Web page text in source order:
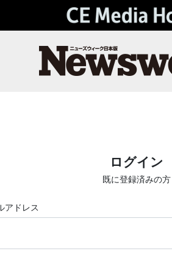
ログイン
既に登録済みの方
アドレス